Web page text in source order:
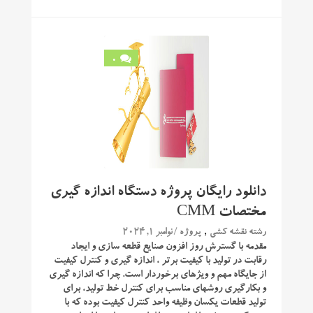
0
دانلود رایگان پروژه دستگاه اندازه گیری
مختصات CMM
رشته نقشه کشی , پروژه / نوامبر 1, 2024
مقدمه با گسترش روز افزون صنایع قطعه سازی و ایجاد
رقابت در تولید با کیفیت برتر ، اندازه گیری و کنترل کیفیت
از جایگاه مهم و ویژهای برخوردار است. چرا که اندازه گیری
و بکارگیری روشهای مناسب برای کنترل خط تولید، برای
تولید قطعات یکسان وظیفه واحد کنترل کیفیت بوده که با